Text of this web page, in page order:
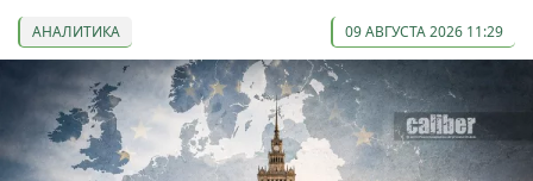
АНАЛИТИКА 09 АВГУСТА 2026 11:29